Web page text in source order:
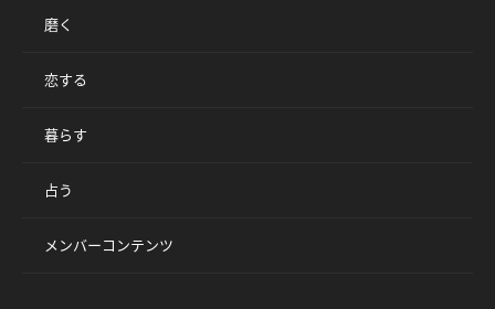
磨く
恋する
暮らす
占う
メンバーコンテンツ